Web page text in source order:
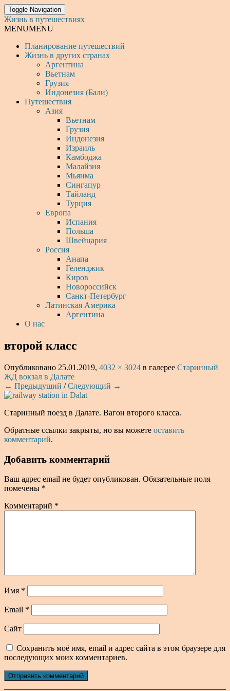
Toggle Navigation
Жизнь в путешествиях
MENUMENU
Планирование путешествий
Жизнь в других странах
Аргентина
Вьетнам
Грузия
Индонезия (Бали)
Путешествия
Азия
Вьетнам
Грузия
Индонезия
Израиль
Камбоджа
Малайзия
Мьянма
Сингапур
Тайланд
Турция
Европа
Испания
Польша
Швейцария
Россия
Анапа
Геленджик
Киров
Новороссийск
Санкт-Петербург
Латинская Америка
Аргентина
О нас
второй класс
Опубликовано 25.01.2019, 4032 × 3024 в галерее Старинный
ЖД вокзал в Далате
← Предыдущий /Следующий →
Старинный поезд в Далате. Вагон второго класса.
Обратные ссылки закрыты, но вы можете оставить
комментарий.
Добавить комментарий
Ваш адрес email не будет опубликован. Обязательные поля
помечены *
Комментарий *
Имя *
Email *
Сайт
Сохранить моё имя, email и адрес сайта в этом браузере для
последующих моих комментариев.